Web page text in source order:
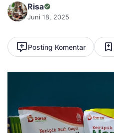
Risa
Juni 18, 2025
Posting Komentar